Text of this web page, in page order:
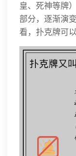
皇、死神等牌
部分，逐渐演
看，扑克牌可